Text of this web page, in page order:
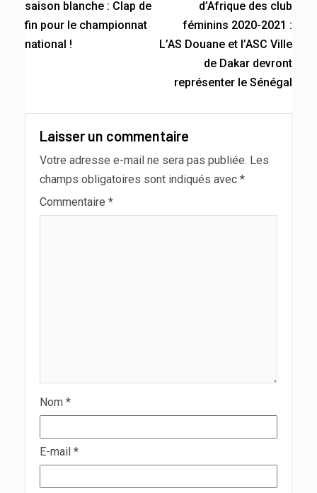
saison blanche : Clap de
fin pour le championnat
national !
d’Afrique des club
féminins 2020-2021 :
L’AS Douane et l’ASC Ville
de Dakar devront
représenter le Sénégal
Laisser un commentaire
Votre adresse e-mail ne sera pas publiée. Les
champs obligatoires sont indiqués avec *
Commentaire *
Nom *
E-mail *